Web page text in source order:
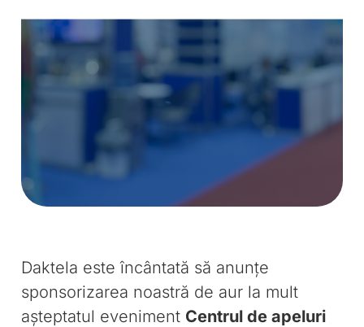
Daktela este încântată să anunțe
sponsorizarea noastră de aur la mult
așteptatul eveniment Centrul de apeluri